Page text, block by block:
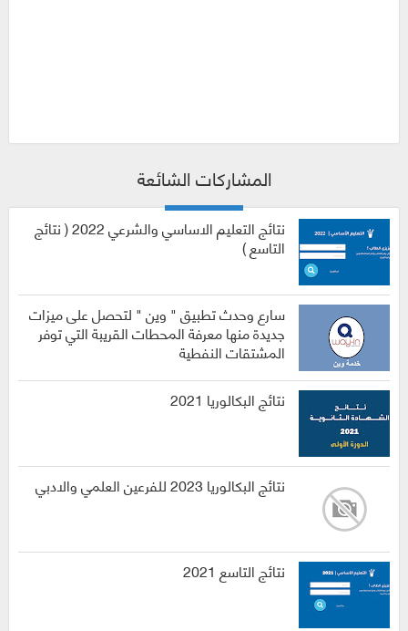
المشاركات الشائعة
نتائج التعليم الاساسي والشرعي 2022 ( نتائج
التاسع )
سارع وحدث تطبيق " وين " لتحصل على ميزات
جديدة منها معرفة المحطات القريبة التي توفر
المشتقات النفطية
نتائج البكالوريا 2021
نتائج البكالوريا 2023 للفرعين العلمي والادبي
نتائج التاسع 2021